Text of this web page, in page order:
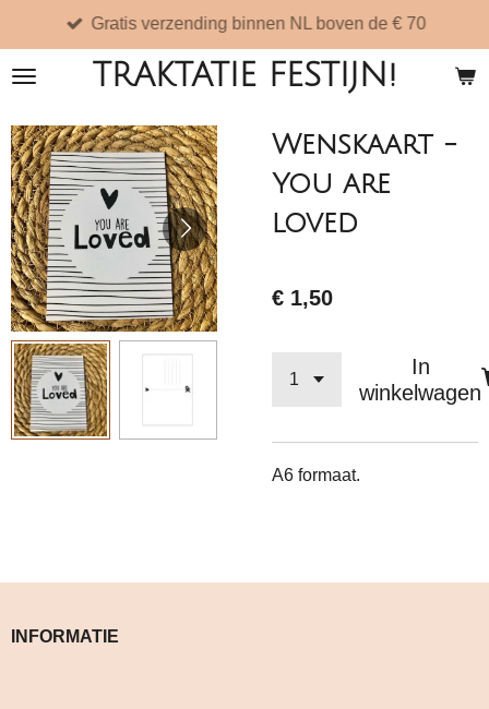
direct
naar
hoofdinhoud
TRAKTATIE FESTIJN!
Gratis verzending binnen NL boven de € 70
Wenskaart -
You are
loved
€ 1,50
In
winkelwagen
A6 formaat.
INFORMATIE